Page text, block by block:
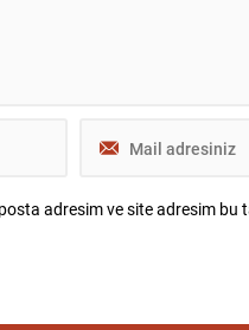
adresim ve site adresim bu